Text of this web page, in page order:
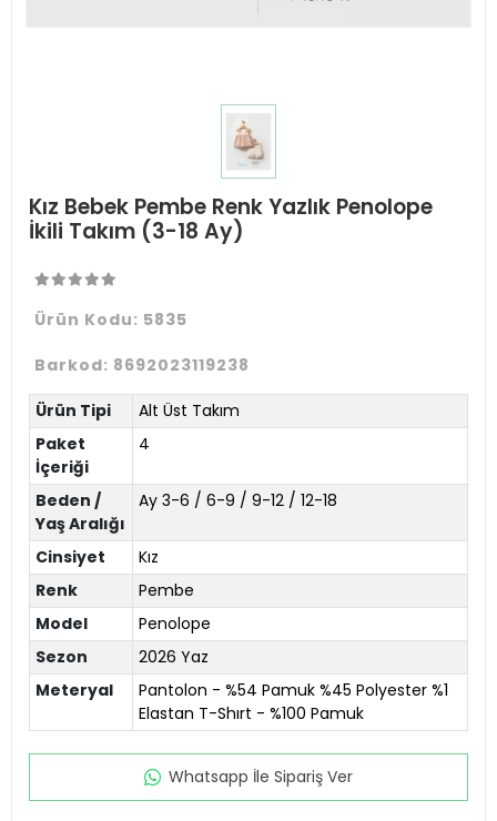
Kız Bebek Pembe Renk Yazlık Penolope
İkili Takım (3-18 Ay)
Ürün Kodu: 5835
Barkod: 8692023119238
Ürün Tipi
Alt Üst Takım
Paket
İçeriği
4
Beden /
Yaş Aralığı
Ay 3-6 / 6-9 / 9-12 / 12-18
Cinsiyet
Kız
Renk
Pembe
Model
Penolope
Sezon
2026 Yaz
Meteryal
Pantolon - %54 Pamuk %45 Polyester %1
Elastan T-Shırt - %100 Pamuk
Whatsapp İle Sipariş Ver